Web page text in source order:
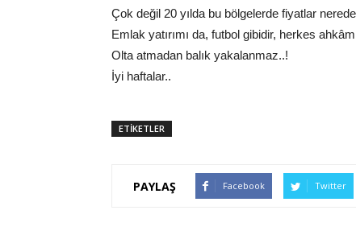
Çok değil 20 yılda bu bölgelerde fiyatlar
Emlak yatırımı da, futbol gibidir, herkes
Olta atmadan balık yakalanmaz..!
İyi haftalar..
ETİKETLER
PAYLAŞ Facebook Twitter